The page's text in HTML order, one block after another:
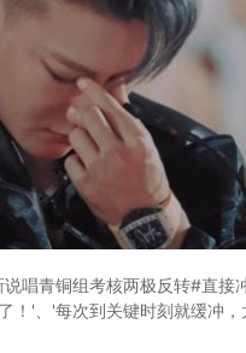
说唱青铜组考核两极反转#直接
'、'每次到关键时刻就缓冲，